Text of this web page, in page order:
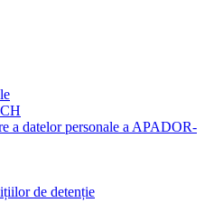
a datelor personale a APADOR-
de detenție